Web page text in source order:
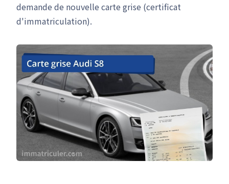
demande de nouvelle carte grise (certificat
d'immatriculation).